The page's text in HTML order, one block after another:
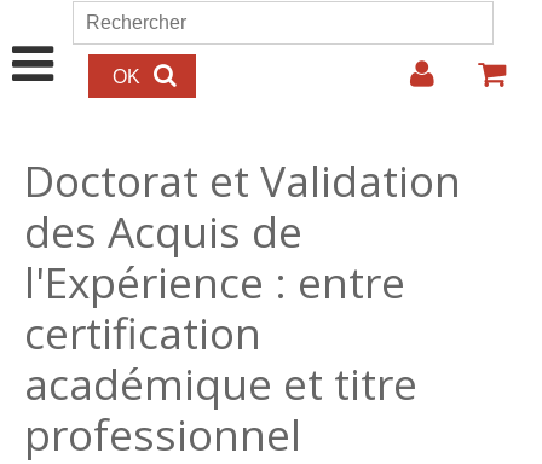
Aller au contenu principal
Formulaire de recherche
Rechercher
Doctorat et Validation
des Acquis de
l'Expérience : entre
certification
académique et titre
professionnel